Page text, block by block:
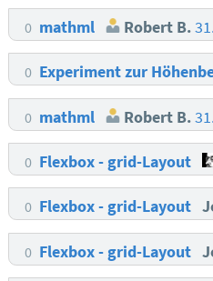
0 mathml Robert B.
0 Experiment zur
0 mathml Robert B.
0 Flexbox - grid-Layout
0 Flexbox - grid-Layout
0 Flexbox - grid-Layout